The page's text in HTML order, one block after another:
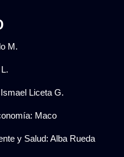
M.
Liceta G.
Maco
y Salud: Alba Rueda